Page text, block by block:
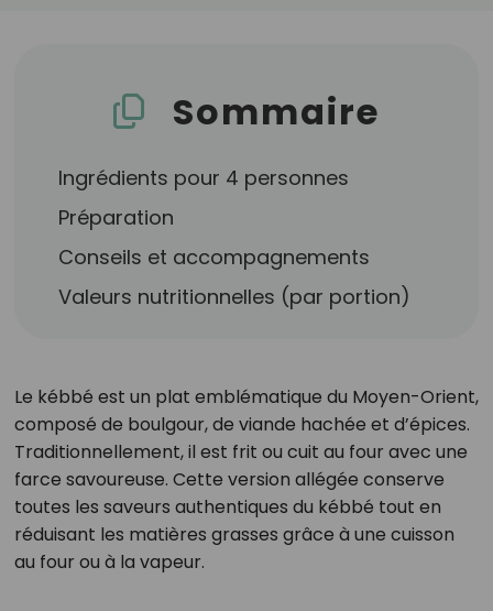
Sommaire
Ingrédients pour 4 personnes
Préparation
Conseils et accompagnements
Valeurs nutritionnelles (par portion)
Le kébbé est un plat emblématique du Moyen-Orient,
composé de boulgour, de viande hachée et d’épices.
Traditionnellement, il est frit ou cuit au four avec une
farce savoureuse. Cette version allégée conserve
toutes les saveurs authentiques du kébbé tout en
réduisant les matières grasses grâce à une cuisson
au four ou à la vapeur.